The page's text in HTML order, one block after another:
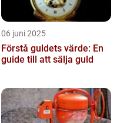
06 juni 2025
Förstå guldets värde: En
guide till att sälja guld